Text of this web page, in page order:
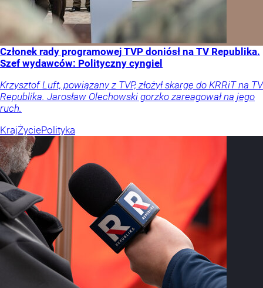
Członek rady programowej TVP doniósł na TV Republika.
Szef wydawców: Polityczny cyngiel
Krzysztof Luft, powiązany z TVP, złożył skargę do KRRiT na TV
Republika. Jarosław Olechowski gorzko zareagował na jego
ruch.
KrajŻyciePolityka